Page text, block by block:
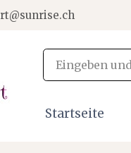
Startseite